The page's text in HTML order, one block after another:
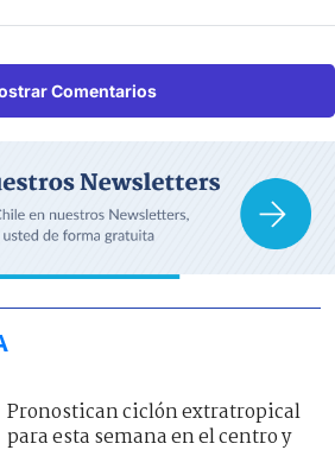
Comentarios
Pronostican ciclón extratropical
para esta semana en el centro y